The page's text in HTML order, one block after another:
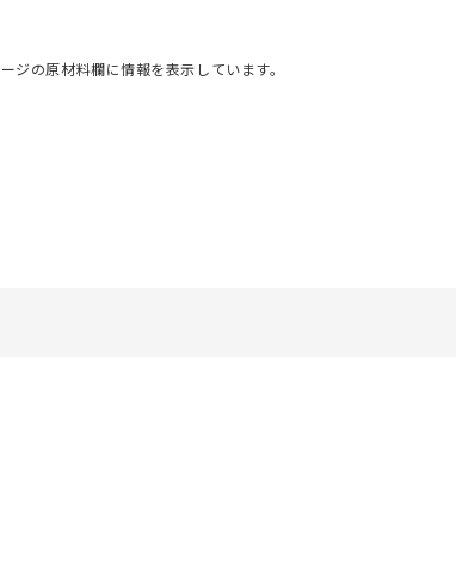
の原材料欄に情報を表示しています。